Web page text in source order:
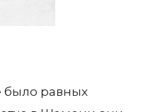
равных